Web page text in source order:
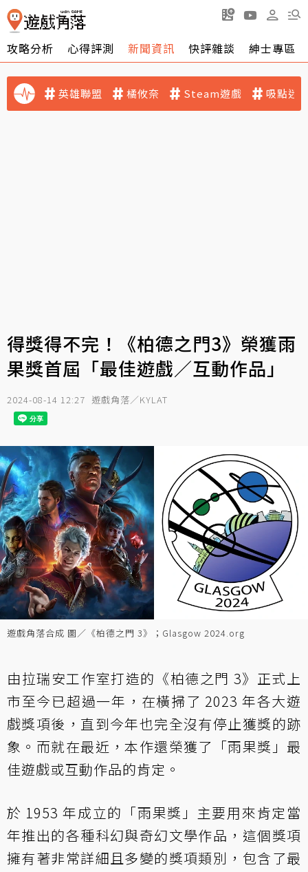
攻略分析 心得評測 新聞資訊 快評雜談 紳士專區
英雄聯盟 橘攸奈 Steam遊戲 吸點迷
得獎得不完！《柏德之門3》榮獲雨
果獎首屆「最佳遊戲／互動作品」
2024-08-14 12:27 遊戲角落／KYLAT
遊戲角落合成 圖／《柏德之門 3》；Glasgow 2024.org
由拉瑞安工作室打造的《柏德之門 3》正式上
市至今已超過一年，在橫掃了 2023 年各大遊
戲獎項後，直到今年也完全沒有停止獲獎的跡
象。而就在最近，本作還榮獲了「雨果獎」最
佳遊戲或互動作品的肯定。
於 1953 年成立的「雨果獎」主要用來肯定當
年推出的各種科幻與奇幻文學作品，這個獎項
擁有著非常詳細且多變的獎項類別，包含了最